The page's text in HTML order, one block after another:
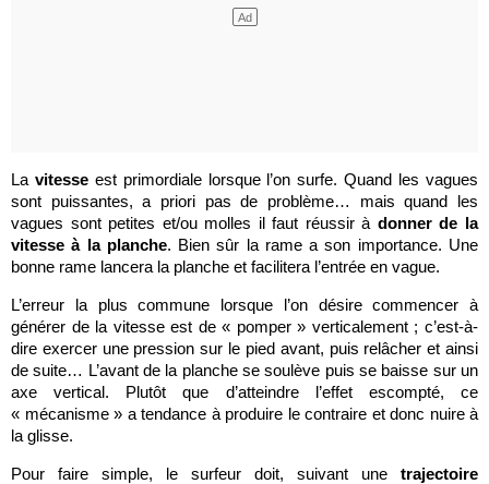
La vitesseest primordiale lorsque l’on surfe. Quand les vagues
sont puissantes, a priori pas de problème… mais quand les
vagues sont petites et/ou molles il faut réussir à donner de la
vitesse à la planche. Bien sûr la rame a son importance. Une
bonne rame lancera la planche et facilitera l’entrée en vague.
L’erreur la plus commune lorsque l’on désire commencer à
générer de la vitesse est de « pomper » verticalement ; c’est-à-
dire exercer une pression sur le pied avant, puis relâcher et ainsi
de suite… L’avant de la planche se soulève puis se baisse sur un
axe vertical. Plutôt que d’atteindre l’effet escompté, ce
« mécanisme » a tendance à produire le contraire et donc nuire à
la glisse.
Pour faire simple, le surfeur doit, suivant une trajectoire